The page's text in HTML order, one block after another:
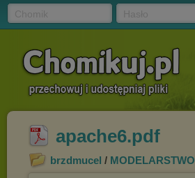
apache6.pdf
brzdmucel / MODELARSTWO